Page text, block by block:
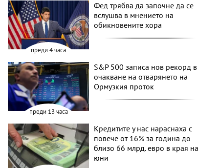
преди 4 часа
Фед трябва да започне да се
вслушва в мнението на
обикновените хора
преди 13 часа
S&P 500 записа нов рекорд в
очакване на отварянето на
Ормузкия проток
Кредитите у нас нараснаха с
повече от 16% за година до
близо 66 млрд. евро в края на
юни